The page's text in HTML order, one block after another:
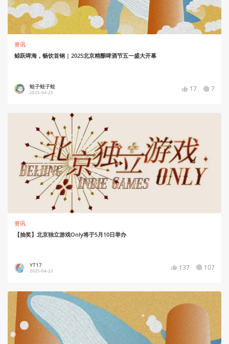
资讯
鲸跃啤海，畅饮首钢 | 2025北京精酿啤酒节五一盛大开幕
蛙子蛙子蛙
2025-04-25 17 7
资讯
【抽奖】北京独立游戏Only将于5月10日举办
YT17
2025-04-23 137 107